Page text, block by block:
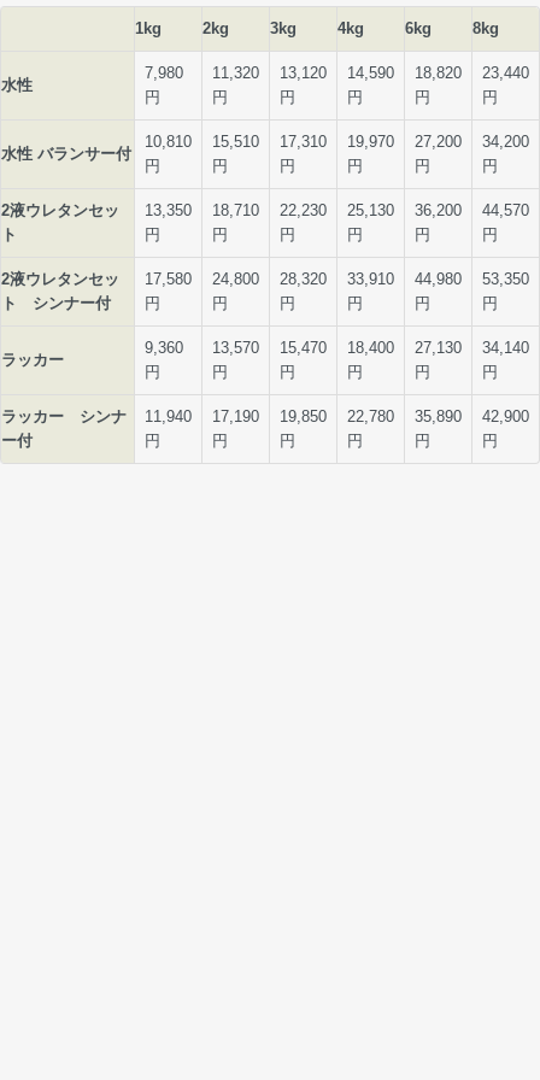
1kg 2kg 3kg 4kg 6kg 8kg
水性
7,980
円
11,320
円
13,120
円
14,590
円
18,820
円
23,440
円
水性 バランサー付
10,810
円
15,510
円
17,310
円
19,970
円
27,200
円
34,200
円
2液ウレタンセッ
ト
13,350
円
18,710
円
22,230
円
25,130
円
36,200
円
44,570
円
2液ウレタンセッ
ト シンナー付
17,580
円
24,800
円
28,320
円
33,910
円
44,980
円
53,350
円
ラッカー
9,360
円
13,570
円
15,470
円
18,400
円
27,130
円
34,140
円
ラッカー シンナ
ー付
11,940
円
17,190
円
19,850
円
22,780
円
35,890
円
42,900
円